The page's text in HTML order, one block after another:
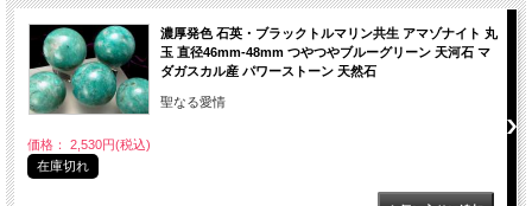
濃厚発色 石英・ブラックトルマリン共生 アマゾナイト 丸
玉 直径46mm-48mm つやつやブルーグリーン 天河石 マ
ダガスカル産 パワーストーン 天然石
聖なる愛情
価格： 2,530円(税込)
在庫切れ